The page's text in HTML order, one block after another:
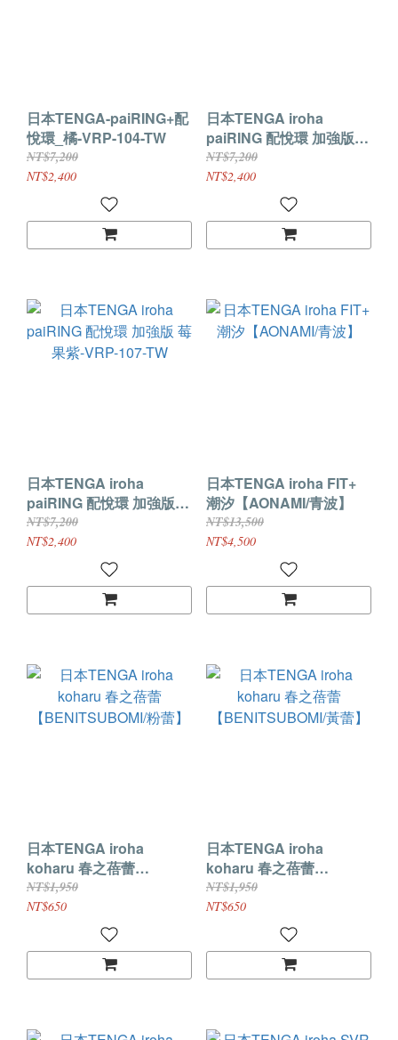
日本TENGA-paiRING+配
悅環_橘-VRP-104-TW
NT$7,200
NT$2,400
日本TENGA iroha
paiRING 配悅環 加強版
珊瑚粉-VRP-106-TW
NT$7,200
NT$2,400
日本TENGA iroha
paiRING 配悅環 加強版
莓果紫-VRP-107-TW
NT$7,200
NT$2,400
日本TENGA iroha FIT+
潮汐【AONAMI/青波】
NT$13,500
NT$4,500
日本TENGA iroha
koharu 春之蓓蕾
【BENITSUBOMI/粉蕾】
NT$1,950
NT$650
日本TENGA iroha
koharu 春之蓓蕾
【BENITSUBOMI/黃蕾】
NT$1,950
NT$650